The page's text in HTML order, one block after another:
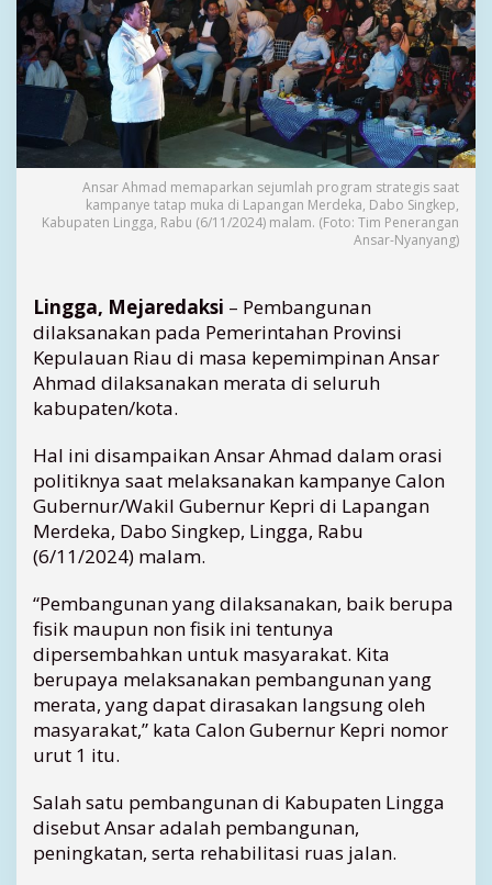
g
u
n
a
n
M
e
r
a
t
a
s
a
r
A
k
a
s
i
k
R
p
5
M
i
l
r
u
t
Ansar Ahmad memaparkan sejumlah program strategis saat
kampanye tatap muka di Lapangan Merdeka, Dabo Singkep,
Kabupaten Lingga, Rabu (6/11/2024) malam. (Foto: Tim Penerangan
Ansar-Nyanyang)
Lingga, Mejaredaksi – Pembangunan
dilaksanakan pada Pemerintahan Provinsi
Kepulauan Riau di masa kepemimpinan Ansar
Ahmad dilaksanakan merata di seluruh
kabupaten/kota.
Hal ini disampaikan Ansar Ahmad dalam orasi
politiknya saat melaksanakan kampanye Calon
Gubernur/Wakil Gubernur Kepri di Lapangan
Merdeka, Dabo Singkep, Lingga, Rabu
(6/11/2024) malam.
“Pembangunan yang dilaksanakan, baik berupa
fisik maupun non fisik ini tentunya
dipersembahkan untuk masyarakat. Kita
berupaya melaksanakan pembangunan yang
merata, yang dapat dirasakan langsung oleh
masyarakat,” kata Calon Gubernur Kepri nomor
urut 1 itu.
Salah satu pembangunan di Kabupaten Lingga
disebut Ansar adalah pembangunan,
peningkatan, serta rehabilitasi ruas jalan.